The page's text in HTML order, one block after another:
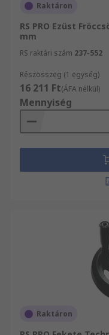
Raktáron
RS PRO Ezüst
mm
RS raktári szám 237-552
Részösszeg (1 egység)
16 211 Ft(ÁFA nélkül)
Mennyiség
Raktáron